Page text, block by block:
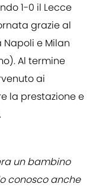
1-0 il Lecce
grazie al
Napoli e Milan
Al termine
ai
la prestazione e
un bambino
conosco anche